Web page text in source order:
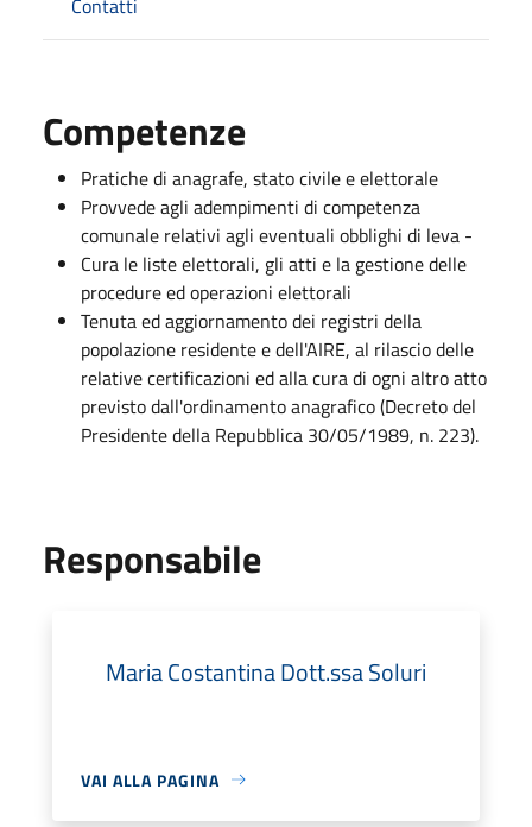
Competenze
Pratiche di anagrafe, stato civile e elettorale
Provvede agli adempimenti di competenza
comunale relativi agli eventuali obblighi di leva -
Cura le liste elettorali, gli atti e la gestione delle
procedure ed operazioni elettorali
Tenuta ed aggiornamento dei registri della
popolazione residente e dell'AIRE, al rilascio delle
relative certificazioni ed alla cura di ogni altro atto
previsto dall'ordinamento anagrafico (Decreto del
Presidente della Repubblica 30/05/1989, n. 223).
Responsabile
Maria Costantina Dott.ssa Soluri
VAI ALLA PAGINA